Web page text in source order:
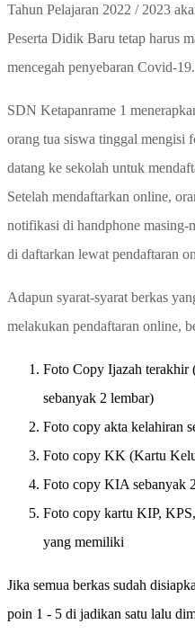
Tahun Pelajaran 2022 / 2023
Peserta Didik Baru tetap harus
mencegah penyebaran Covid-19.
SDN Ketapanrame 1
orang tua siswa tinggal mengisi
datang ke sekolah untuk
Setelah mendaftarkan online,
notifikasi di handphone masing-
di daftarkan lewat pendaftaran
Adapun syarat-syarat berkas
melakukan pendaftaran online,
Foto Copy Ijazah terakhir
sebanyak 2 lembar)
Foto copy akta kelahiran
Foto copy KK (Kartu
Foto copy KIA sebanyak
Foto copy kartu KIP,
yang memiliki
Jika semua berkas sudah
poin 1 - 5 di jadikan satu lalu